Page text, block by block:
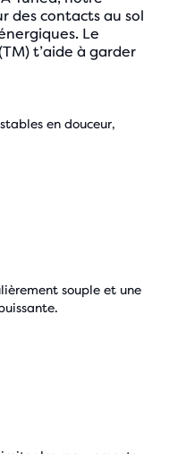
des contacts au sol
Le
t’aide à garder
en douceur,
souple et une